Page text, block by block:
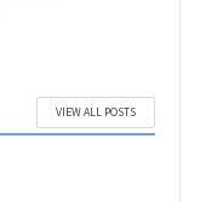
VIEW ALL POSTS